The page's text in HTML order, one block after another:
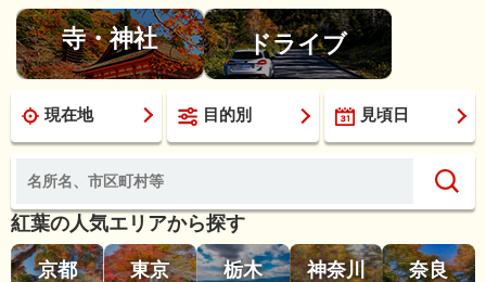
寺・神社 ドライブ
現在地 目的別 見頃日
紅葉の人気エリアから探す
京都 東京 栃木 神奈川 奈良